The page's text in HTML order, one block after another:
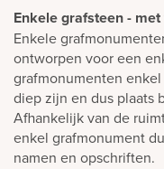
Enkele grafsteen -
Enkele
ontworpen voor een
grafmonumenten
diep zijn en dus plaats
Afhankelijk van de
enkel grafmonument
namen en opschriften.